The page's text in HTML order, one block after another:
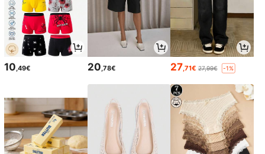
10 ,49€ 20 ,78€ 27 ,71€ 27,99€ -1%